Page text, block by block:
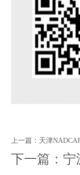
上一篇： 天津
下一篇： 宁